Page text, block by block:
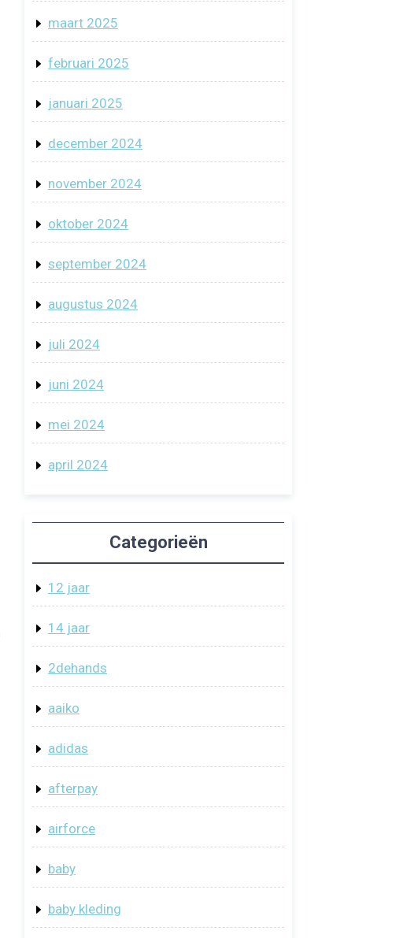
maart 2025
februari 2025
januari 2025
december 2024
november 2024
oktober 2024
september 2024
augustus 2024
juli 2024
juni 2024
mei 2024
april 2024
Categorieën
12 jaar
14 jaar
2dehands
aaiko
adidas
afterpay
airforce
baby
baby kleding